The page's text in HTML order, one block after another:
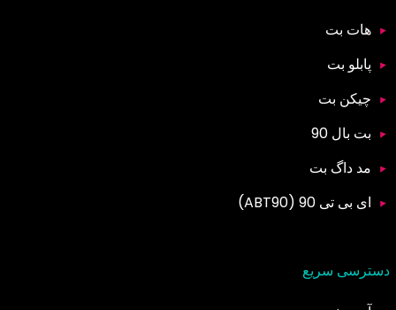
هات بت
پابلو بت
چیکن بت
بت بال 90
مد داگ بت
ای بی تی 90 (ABT90)
دسترسی سریع